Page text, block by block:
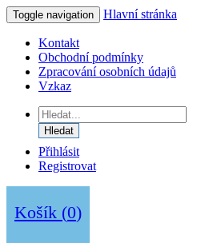
Toggle navigation Hlavní stránka
Kontakt
Obchodní podmínky
Zpracování osobních údajů
Vzkaz
Hledat
Přihlásit
Registrovat
Košík (0)